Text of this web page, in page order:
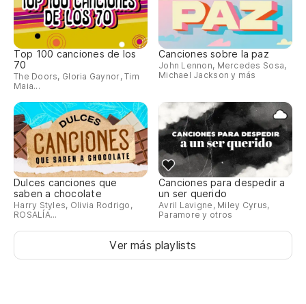
Top 100 canciones de los
70
The Doors, Gloria Gaynor, Tim
Maia...
Canciones sobre la paz
John Lennon, Mercedes Sosa,
Michael Jackson y más
Dulces canciones que
saben a chocolate
Harry Styles, Olivia Rodrigo,
ROSALÍA...
Canciones para despedir a
un ser querido
Avril Lavigne, Miley Cyrus,
Paramore y otros
Ver más playlists